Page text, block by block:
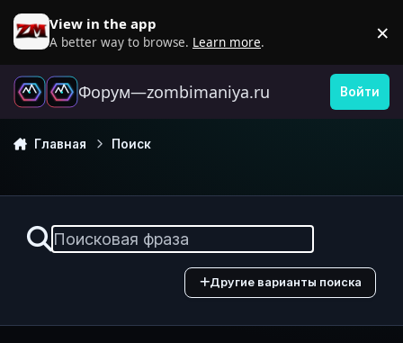
Перейти к содержанию
View in the app
A better way to browse. Learn more. ×
Форум—zombimaniya.ru Войти
Главная Поиск
Другие варианты поиска